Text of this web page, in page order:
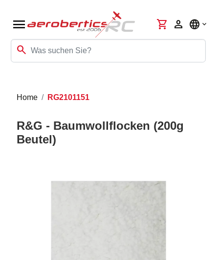
menu
search
shopping_cart person language
Home RG2101151
R&G - Baumwollflocken (200g
Beutel)